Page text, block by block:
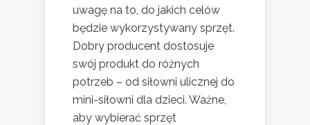
uwagę na to, do jakich celów
będzie wykorzystywany sprzęt.
Dobry producent dostosuje
swój produkt do różnych
potrzeb – od siłowni ulicznej do
mini-siłowni dla dzieci. Ważne,
aby wybierać sprzęt